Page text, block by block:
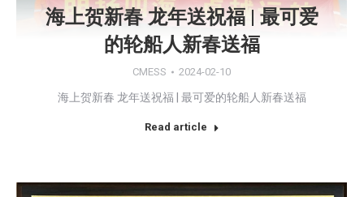
海上贺新春 龙年送祝福 | 最可爱
的轮船人新春送福
CMESS 2024-02-10
海上贺新春 龙年送祝福 | 最可爱的轮船人新春送福
Read article